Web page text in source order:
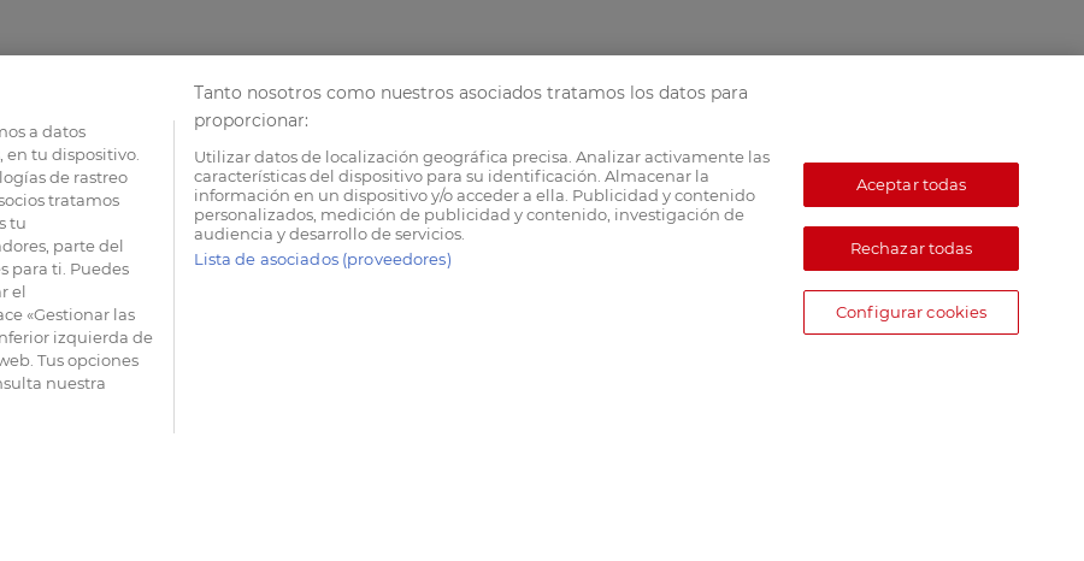
a datos
en tu dispositivo.
de rastreo
tratamos
tu
parte del
para ti. Puedes
el
«Gestionar las
izquierda de
Tus opciones
nuestra
Tanto nosotros como nuestros asociados tratamos los datos para
proporcionar:
Utilizar datos de localización geográfica precisa. Analizar activamente las
características del dispositivo para su identificación. Almacenar la
información en un dispositivo y/o acceder a ella. Publicidad y contenido
personalizados, medición de publicidad y contenido, investigación de
audiencia y desarrollo de servicios.
Lista de asociados (proveedores)
Aceptar todas
Rechazar todas
Configurar cookies